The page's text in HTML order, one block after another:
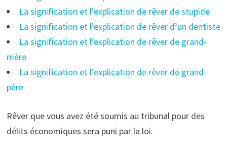
La signification et l’explication de rêver de stupide
La signification et l’explication de rêver d’un dentiste
La signification et l’explication de rêver de grand-
mère
La signification et l’explication de rêver de grand-
père
Rêver que vous avez été soumis au tribunal pour des
délits économiques sera puni par la loi.